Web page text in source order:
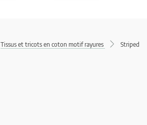
Tissus et tricots en coton motif rayures
Striped